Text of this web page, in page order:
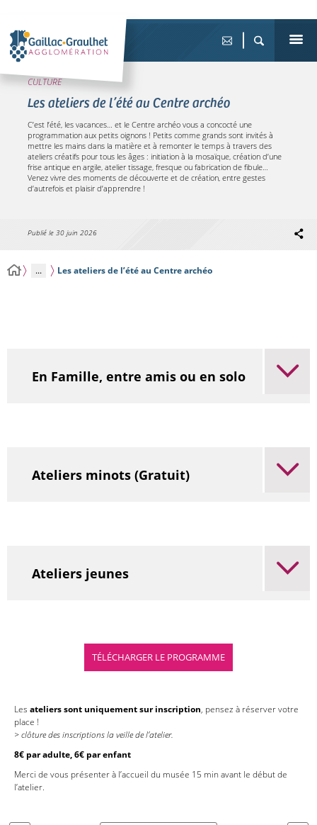
CULTURE
Les ateliers de l’été au Centre archéo
C’est l’été, les vacances… et le Centre archéo vous a concocté une
programmation aux petits oignons ! Petits comme grands sont invités à
mettre les mains dans la matière et à remonter le temps à travers des
ateliers créatifs pour tous les âges : initiation à la mosaïque, création d’une
frise antique en argile, atelier tissage, fresque ou fabrication de fibule…
Venez vivre des moments de découverte et de création, entre gestes
d’autrefois et plaisir d’apprendre !
Publié le 30 juin 2026
... Les ateliers de l’été au Centre archéo
En Famille, entre amis ou en solo
Ateliers minots (Gratuit)
Ateliers jeunes
TÉLÉCHARGER LE PROGRAMME
Les ateliers sont uniquementsur inscription, pensez à réserver votre
place !
> clôture des inscriptions la veille de l’atelier.
8€ par adulte, 6€ par enfant
Merci de vous présenter à l’accueil du musée 15 min avant le début de
l’atelier.